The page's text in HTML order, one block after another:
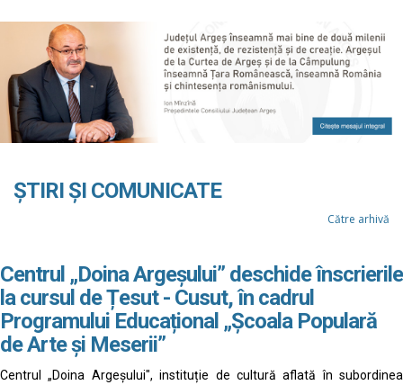
ȘTIRI ȘI COMUNICATE
Către arhivă
Centrul „Doina Argeșului” deschide înscrierile
la cursul de Țesut - Cusut, în cadrul
Programului Educațional „Școala Populară
de Arte și Meserii”
Centrul „Doina Argeșului", instituție de cultură aflată în subordinea